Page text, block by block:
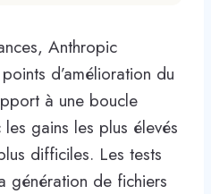
Anthropic
d’amélioration du
à une boucle
gains les plus élevés
difficiles. Les tests
génération de fichiers